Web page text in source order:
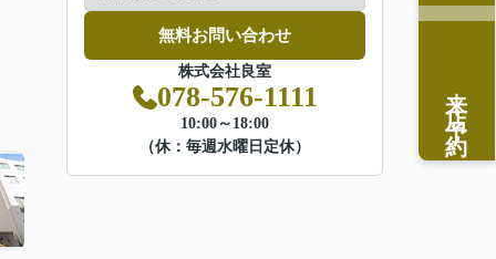
無料お問い合わせ
株式会社良室
078-576-1111
10:00～18:00
（休：毎週水曜日定休）
来店予約